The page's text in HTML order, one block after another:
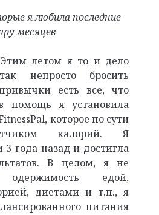
я любила последние
месяцев
летом я то и дело
непросто бросить
есть все, что
помощь я установила
которое по сути
калорий. Я
3 года назад и достигла
В целом, я не
одержимость едой,
диетами и т.п., я
питания